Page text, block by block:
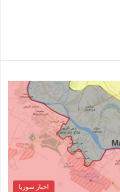
اخبار سوريا